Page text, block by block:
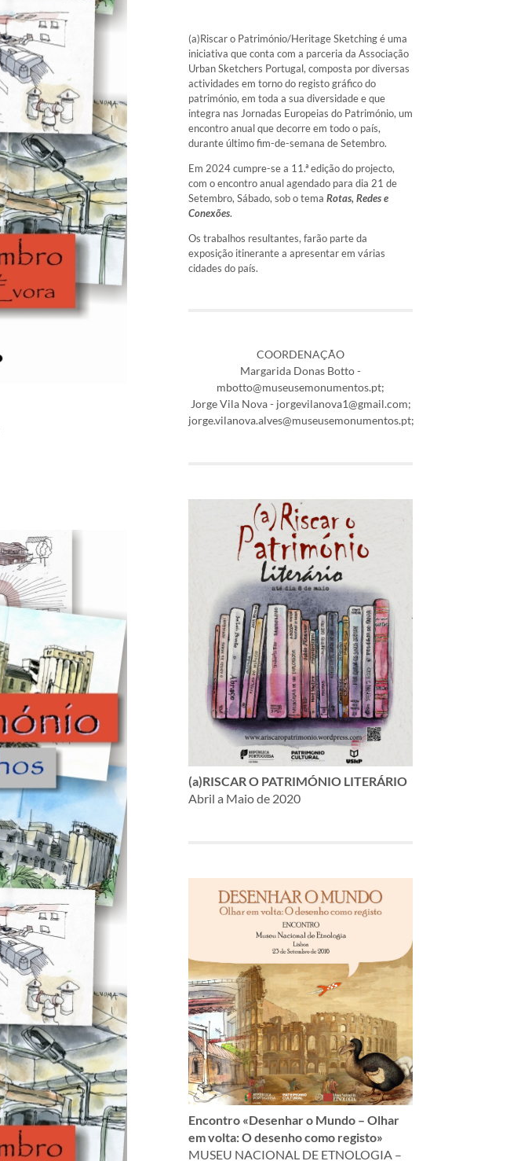
(a)Riscar o Património/Heritage Sketching é uma
iniciativa que conta com a parceria da Associação
Urban Sketchers Portugal, composta por diversas
actividades em torno do registo gráfico do
património, em toda a sua diversidade e que
integra nas Jornadas Europeias do Património, um
encontro anual que decorre em todo o país,
durante último fim-de-semana de Setembro.
Em 2024 cumpre-se a 11.ª edição do projecto,
com o encontro anual agendado para dia 21 de
Setembro, Sábado, sob o tema Rotas, Redes e
Conexões.
Os trabalhos resultantes, farão parte da
exposição itinerante a apresentar em várias
cidades do país.
COORDENAÇÃO
Margarida Donas Botto -
mbotto@museusemonumentos.pt;
Jorge Vila Nova - jorgevilanova1@gmail.com;
jorge.vilanova.alves@museusemonumentos.pt;
(a)RISCAR O PATRIMÓNIO LITERÁRIO
Abril a Maio de 2020
Encontro «Desenhar o Mundo – Olhar
em volta: O desenho como registo»
MUSEU NACIONAL DE ETNOLOGIA –